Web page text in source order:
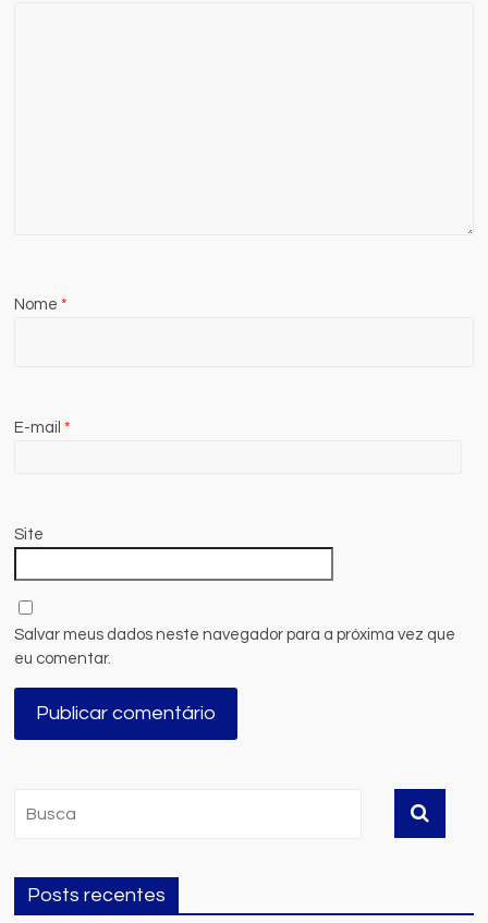
Nome*
E-mail*
Site
Salvar meus dados neste navegador para a próxima vez que
eu comentar.
Posts recentes